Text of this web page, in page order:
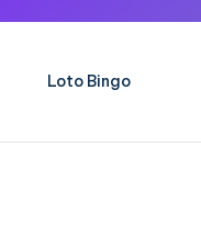
Loto Bingo